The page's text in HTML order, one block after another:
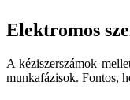
Elektromos
A kéziszerszámok
munkafázisok. Fontos,